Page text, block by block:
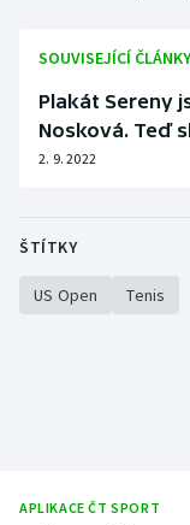
SOUVISEJÍCÍ ČLÁNKY
Plakát Sereny
Nosková. Teď
2. 9. 2022
ŠTÍTKY
US Open Tenis
APLIKACE ČT SPORT